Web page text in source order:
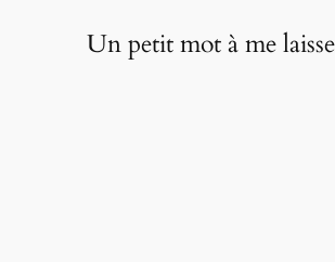
Un petit mot à me